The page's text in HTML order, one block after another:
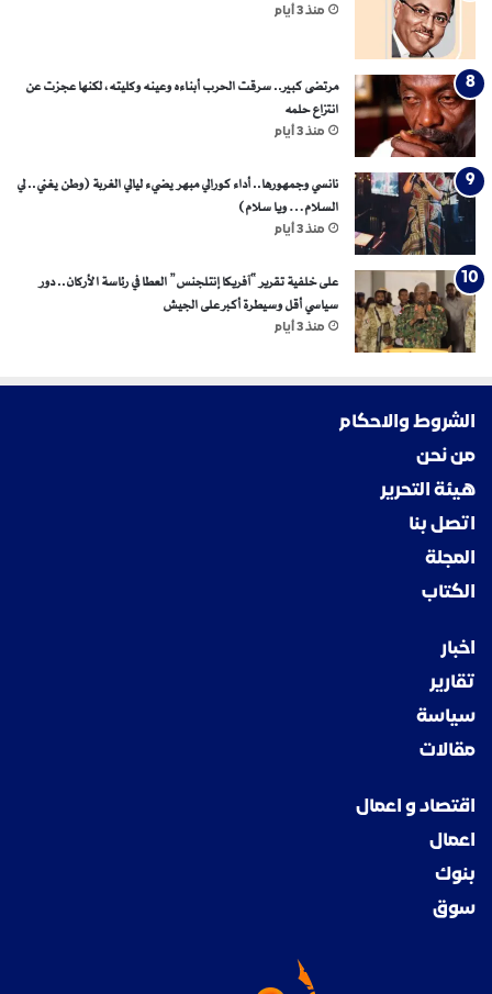
منذ 3 أيام
مرتضى كبير.. سرقت الحرب أبناءه وعينه وكليته، لكنها عجزت عن
انتزاع حلمه
منذ 3 أيام
نانسي وجمهورها.. أداء كورالي مبهر يضيء ليالي الغربة (وطن يغني.. لي
السلام… ويا سلام)
منذ 3 أيام
على خلفية تقرير “آفريكا إنتلجنس” العطا في رئاسة الأركان.. دور
سياسي أقل وسيطرة أكبر على الجيش
منذ 3 أيام
الشروط والاحكام
من نحن
هيئة التحرير
اتصل بنا
المجلة
الكتاب
اخبار
تقارير
سياسة
مقالات
اقتصاد و اعمال
اعمال
بنوك
سوق